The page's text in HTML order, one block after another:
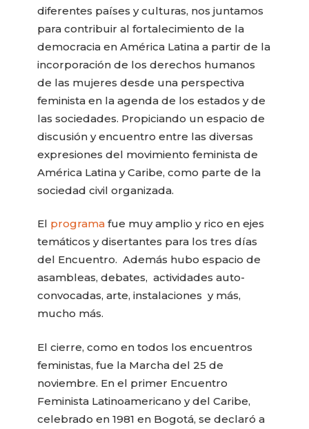
diferentes países y culturas, nos juntamos
para contribuir al fortalecimiento de la
democracia en América Latina a partir de la
incorporación de los derechos humanos
de las mujeres desde una perspectiva
feminista en la agenda de los estados y de
las sociedades. Propiciando un espacio de
discusión y encuentro entre las diversas
expresiones del movimiento feminista de
América Latina y Caribe, como parte de la
sociedad civil organizada.
El programa fue muy amplio y rico en ejes
temáticos y disertantes para los tres días
del Encuentro. Además hubo espacio de
asambleas, debates, actividades auto-
convocadas, arte, instalaciones y más,
mucho más.
El cierre, como en todos los encuentros
feministas, fue la Marcha del 25 de
noviembre. En el primer Encuentro
Feminista Latinoamericano y del Caribe,
celebrado en 1981 en Bogotá, se declaró a